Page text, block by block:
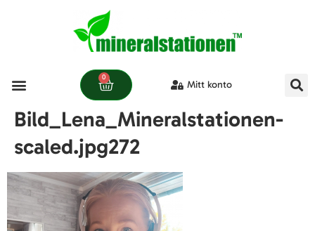
0
Mitt konto
Bild_Lena_Mineralstationen-
scaled.jpg272